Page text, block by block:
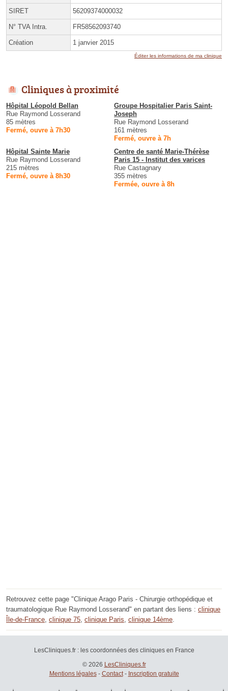
SIRET 56209374000032
N° TVA Intra. FR58562093740
Création 1 janvier 2015
Éditer les informations de ma clinique
Cliniques à proximité
Hôpital Léopold Bellan
Rue Raymond Losserand
85 mètres
Fermé, ouvre à 7h30
Groupe Hospitalier Paris Saint-
Joseph
Rue Raymond Losserand
161 mètres
Fermé, ouvre à 7h
Hôpital Sainte Marie
Rue Raymond Losserand
215 mètres
Fermé, ouvre à 8h30
Centre de santé Marie-Thérèse
Paris 15 - Institut des varices
Rue Castagnary
355 mètres
Fermée, ouvre à 8h
Retrouvez cette page "Clinique Arago Paris - Chirurgie orthopédique et
traumatologique Rue Raymond Losserand" en partant des liens : clinique
Île-de-France, clinique 75, clinique Paris, clinique 14ème.
LesCliniques.fr : les coordonnées des cliniques en France
© 2026 LesCliniques.fr
Mentions légales- Contact- Inscription gratuite